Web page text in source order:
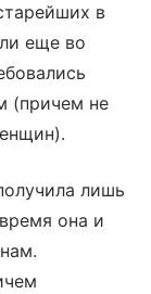
в
еще во
(причем не
лишь
она и